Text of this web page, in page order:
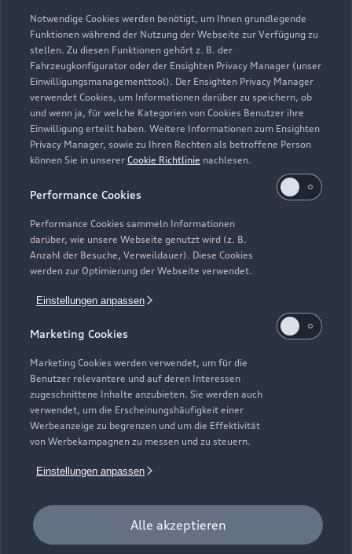
Notwendige Cookies werden benötigt, um Ihnen grundlegende
Funktionen während der Nutzung der Webseite zur Verfügung zu
stellen. Zu diesen Funktionen gehört z. B. der
Fahrzeugkonfigurator oder der Ensighten Privacy Manager (unser
Einwilligungsmanagementtool). Der Ensighten Privacy Manager
verwendet Cookies, um Informationen darüber zu speichern, ob
und wenn ja, für welche Kategorien von Cookies Benutzer ihre
Einwilligung erteilt haben. Weitere Informationen zum Ensighten
Privacy Manager, sowie zu Ihren Rechten als betroffene Person
können Sie in unserer Cookie Richtlinie nachlesen.
Performance Cookies
Performance Cookies sammeln Informationen
darüber, wie unsere Webseite genutzt wird (z. B.
Anzahl der Besuche, Verweildauer). Diese Cookies
werden zur Optimierung der Webseite verwendet.
Einstellungen anpassen
Marketing Cookies
Marketing Cookies werden verwendet, um für die
Benutzer relevantere und auf deren Interessen
zugeschnittene Inhalte anzubieten. Sie werden auch
verwendet, um die Erscheinungshäufigkeit einer
Werbeanzeige zu begrenzen und um die Effektivität
von Werbekampagnen zu messen und zu steuern.
Einstellungen anpassen
Alle akzeptieren
Zur Inspektion
Zurück nach oben
Modelle
Elektromodelle
Plug-in-Hybride
Neuwagensuche
Gebrauchtwagensuche
Geschäftskunden
Service & Zubehör
Saisonale Angebote
Audi Services
Garantie
Audi digital services
myAudi
Support
Audi Code
Häufige Fragen (FAQ)
Audi Online Beratung
Online-Terminvereinbarung
Servicekontakt
Bordbuch & Bedienungsanleitungen
Über Audi
Unternehmen
Karriere
Investor Relations
Audi erleben
© 2026 AUDI AG. Alle Rechte vorbehalten
Impressum Rechtliches
Cookie-Richtlinie
Digital Services Act
EU Data Act